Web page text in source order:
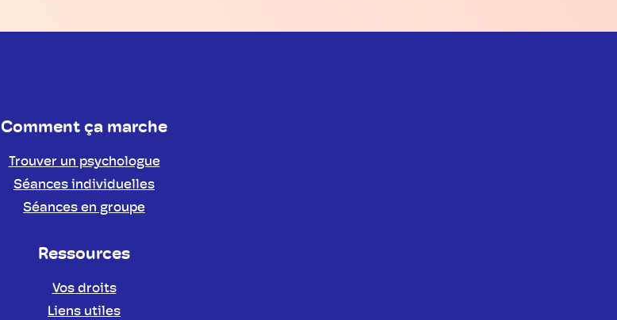
Comment ça marche
Trouver un psychologue
Séances individuelles
Séances en groupe
Ressources
Vos droits
Liens utiles